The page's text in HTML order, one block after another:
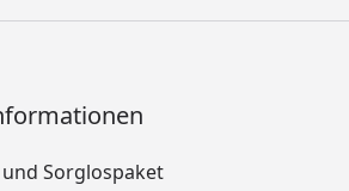
Sorglospaket